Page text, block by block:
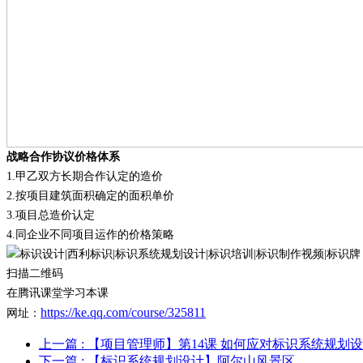
战略合作协议价格体系
1. 甲乙双方长期合作认定的造价
2. 按项目建筑面积确定的面积单价
3. 项目总造价认定
4. 同企业不同项目运作的价格策略
扫描二维码
在腾讯课堂学习本课
网址： https://ke.qq.com/course/325811
上一篇 : 【项目管理师】第14课 如何应对标识系统规划